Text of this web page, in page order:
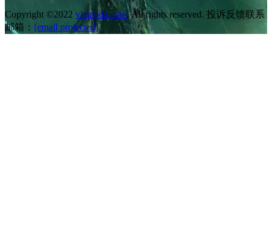
Copyright ©2022 vlambda.com. All rights reserved. 投诉反馈联系
邮箱： [email protected]